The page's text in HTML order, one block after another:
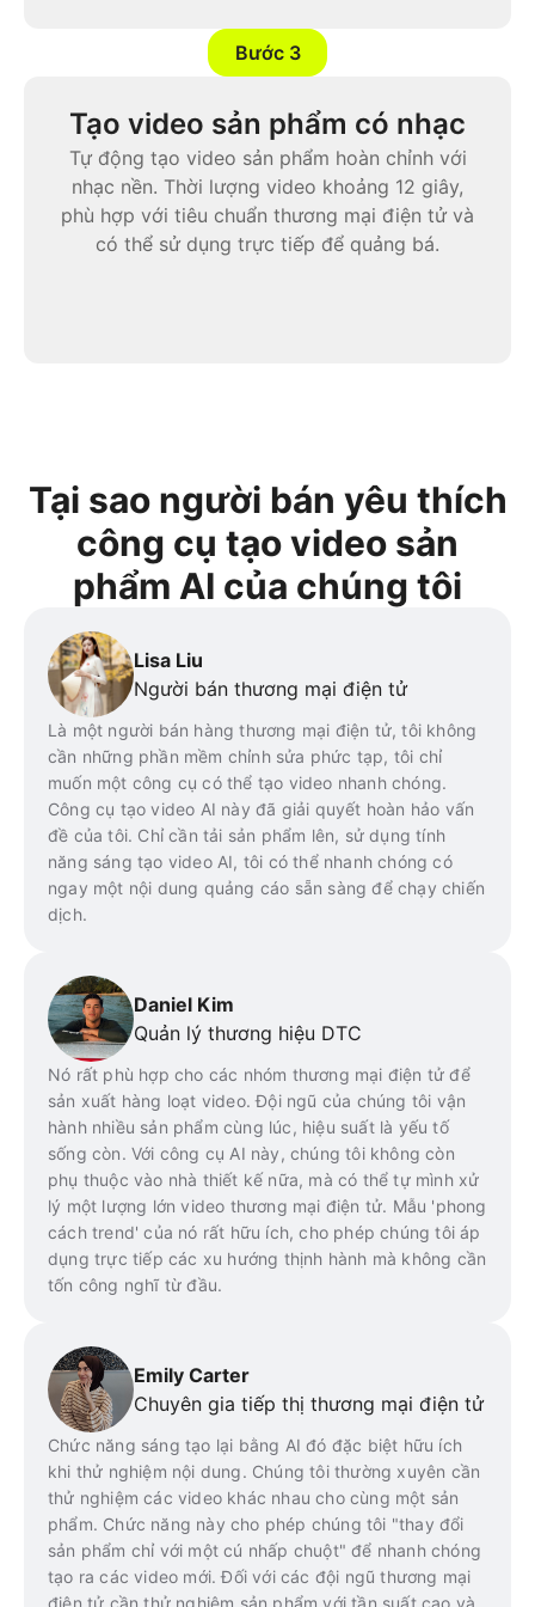
Bước 3
Tạo video sản phẩm có nhạc
Tự động tạo video sản phẩm hoàn chỉnh với
nhạc nền. Thời lượng video khoảng 12 giây,
phù hợp với tiêu chuẩn thương mại điện tử và
có thể sử dụng trực tiếp để quảng bá.
Tại sao người bán yêu thích
công cụ tạo video sản
phẩm AI của chúng tôi
Lisa Liu
Người bán thương mại điện tử
Là một người bán hàng thương mại điện tử, tôi không
cần những phần mềm chỉnh sửa phức tạp, tôi chỉ
muốn một công cụ có thể tạo video nhanh chóng.
Công cụ tạo video AI này đã giải quyết hoàn hảo vấn
đề của tôi. Chỉ cần tải sản phẩm lên, sử dụng tính
năng sáng tạo video AI, tôi có thể nhanh chóng có
ngay một nội dung quảng cáo sẵn sàng để chạy chiến
dịch.
Daniel Kim
Quản lý thương hiệu DTC
Nó rất phù hợp cho các nhóm thương mại điện tử để
sản xuất hàng loạt video. Đội ngũ của chúng tôi vận
hành nhiều sản phẩm cùng lúc, hiệu suất là yếu tố
sống còn. Với công cụ AI này, chúng tôi không còn
phụ thuộc vào nhà thiết kế nữa, mà có thể tự mình xử
lý một lượng lớn video thương mại điện tử. Mẫu 'phong
cách trend' của nó rất hữu ích, cho phép chúng tôi áp
dụng trực tiếp các xu hướng thịnh hành mà không cần
tốn công nghĩ từ đầu.
Emily Carter
Chuyên gia tiếp thị thương mại điện tử
Chức năng sáng tạo lại bằng AI đó đặc biệt hữu ích
khi thử nghiệm nội dung. Chúng tôi thường xuyên cần
thử nghiệm các video khác nhau cho cùng một sản
phẩm. Chức năng này cho phép chúng tôi "thay đổi
sản phẩm chỉ với một cú nhấp chuột" để nhanh chóng
tạo ra các video mới. Đối với các đội ngũ thương mại